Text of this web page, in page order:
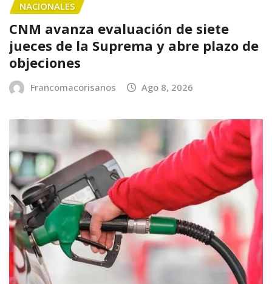
NACIONALES
CNM avanza evaluación de siete
jueces de la Suprema y abre plazo de
objeciones
Francomacorisanos Ago 8, 2026